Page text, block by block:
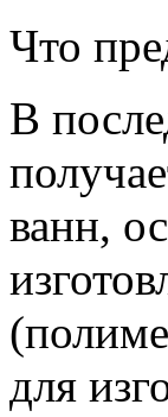
Что
В
ванн,
для